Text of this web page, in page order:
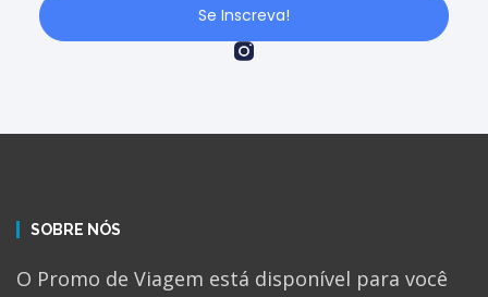
Se Inscreva!
SOBRE NÓS
O Promo de Viagem está disponível para você